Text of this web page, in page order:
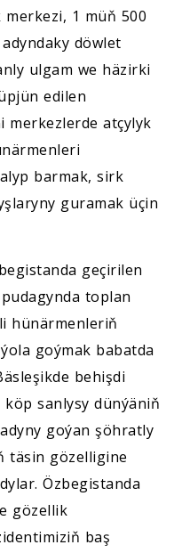
1 müň 500
döwlet
ulgam we häzirki
edilen
merkezlerde atçylyk
barmak, sirk
guramak üçin
geçirilen
toplan
hünärmenleriň
goýmak babatda
behişdi
sanlysy dünýäniň
goýan şöhratly
täsin gözelligine
Özbegistanda
gözellik
baş